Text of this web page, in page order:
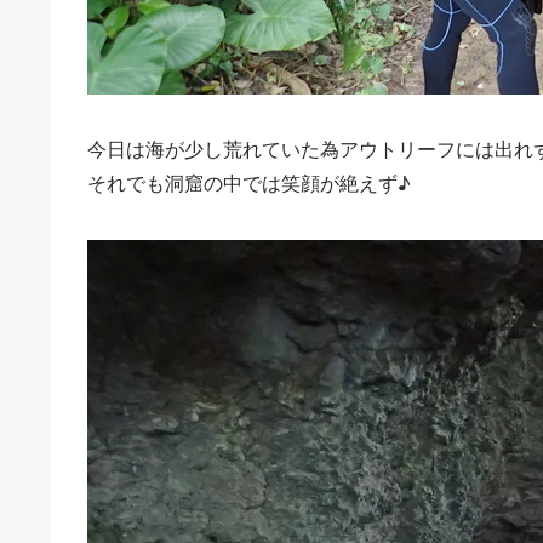
今日は海が少し荒れていた為アウトリーフには出れ
それでも洞窟の中では笑顔が絶えず♪